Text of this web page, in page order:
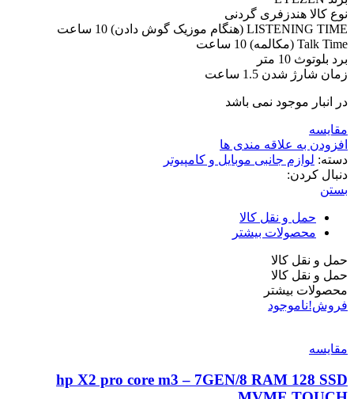
نوع کالا هندزفری گردنی
LISTENING TIME (هنگام موزیک گوش دادن) 10 ساعت
Talk Time (مکالمه) 10 ساعت
برد بلوتوث 10 متر
زمان شارژ شدن 1.5 ساعت
در انبار موجود نمی باشد
مقایسه
افزودن به علاقه مندی ها
دسته: لوازم جانبی موبایل و کامپیوتر
دنبال کردن:
بستن
حمل و نقل کالا
محصولات بیشتر
حمل و نقل کالا
حمل و نقل کالا
محصولات بیشتر
فروش!ناموجود
مقایسه
hp X2 pro core m3 – 7GEN/8 RAM 128 SSD